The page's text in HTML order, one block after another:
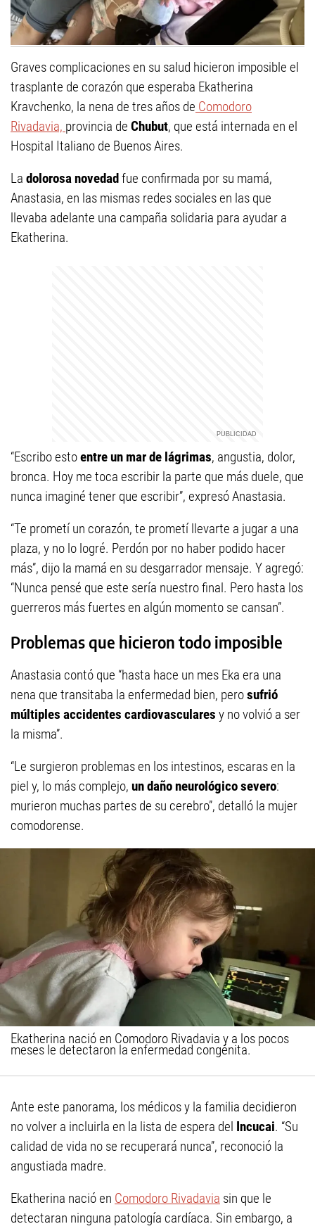
Graves complicaciones en su salud hicieron imposible el
trasplante de corazón que esperaba Ekatherina
Kravchenko, la nena de tres años de Comodoro
Rivadavia, provincia de Chubut, que está internada en el
Hospital Italiano de Buenos Aires.
La dolorosa novedadfue confirmada por su mamá,
Anastasia, en las mismas redes sociales en las que
llevaba adelante una campaña solidaria para ayudar a
Ekatherina.
“Escribo estoentre un mar de lágrimas, angustia, dolor,
bronca. Hoy me toca escribir la parte que más duele, que
nunca imaginé tener que escribir”, expresó Anastasia.
“Te prometí un corazón, te prometí llevarte a jugar a una
plaza, y no lo logré. Perdón por no haber podido hacer
más”, dijo la mamá en su desgarrador mensaje. Y agregó:
“Nunca pensé que este sería nuestro final. Pero hasta los
guerreros más fuertes en algún momento se cansan”.
Problemas que hicieron todo imposible
Anastasia contó que “hasta hace un mes Eka era una
nena que transitaba la enfermedad bien, perosufrió
múltiples accidentes cardiovasculares y no volvió a ser
la misma”.
“Le surgieron problemas en los intestinos, escaras en la
piel y, lo más complejo, un daño neurológico severo:
murieron muchas partes de su cerebro”, detalló la mujer
comodorense.
Ekatherina nació en Comodoro Rivadavia y a los pocos
meses le detectaron la enfermedad congénita.
Ante este panorama, los médicos y la familia decidieron
no volver a incluirla en la lista de espera del Incucai. “Su
calidad de vida no se recuperará nunca”, reconoció la
angustiada madre.
Ekatherina nació en Comodoro Rivadavia sin que le
detectaran ninguna patología cardíaca. Sin embargo, a